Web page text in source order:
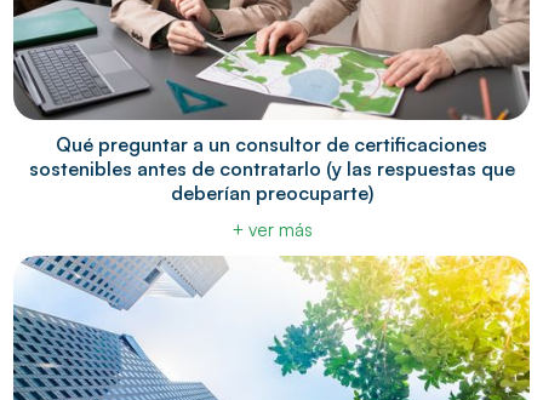
Qué preguntar a un consultor de certificaciones
sostenibles antes de contratarlo (y las respuestas que
deberían preocuparte)
+ ver más